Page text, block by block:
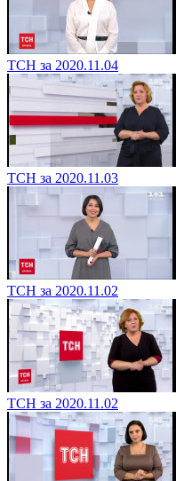
ТСН за 2020.11.04
ТСН за 2020.11.03
ТСН за 2020.11.02
ТСН за 2020.11.02